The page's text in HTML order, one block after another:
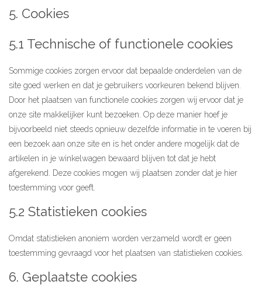
De kalender
Over ons
Deelnemers & allianties
Updates & nieuws
Cookiebeleid (EU)
5. Cookies
5.1 Technische of functionele cookies
Sommige cookies zorgen ervoor dat bepaalde onderdelen van de
site goed werken en dat je gebruikers voorkeuren bekend blijven.
Door het plaatsen van functionele cookies zorgen wij ervoor dat je
onze site makkelijker kunt bezoeken. Op deze manier hoef je
bijvoorbeeld niet steeds opnieuw dezelfde informatie in te voeren bij
een bezoek aan onze site en is het onder andere mogelijk dat de
artikelen in je winkelwagen bewaard blijven tot dat je hebt
afgerekend. Deze cookies mogen wij plaatsen zonder dat je hier
toestemming voor geeft.
5.2 Statistieken cookies
Omdat statistieken anoniem worden verzameld wordt er geen
toestemming gevraagd voor het plaatsen van statistieken cookies.
6. Geplaatste cookies